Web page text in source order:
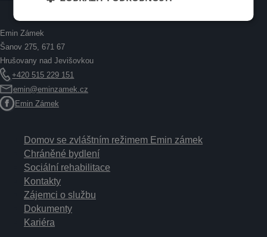
Emin Zámek
Šanov 275, 671 67
Hrušovany nad Jevišovkou
+420 515 229 151
emin@eminzamek.cz
Emin Zámek
Domov se zvláštním režimem Emin zámek
Chráněné bydlení
Sociální rehabilitace
Kontakty
Zájemci o službu
Dokumenty
Kariéra